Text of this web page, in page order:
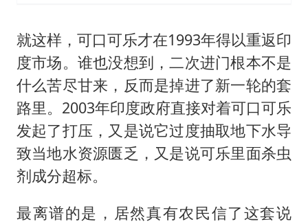
就这样，可口可乐才在1993年得以重返印
度市场。谁也没想到，二次进门根本不是
什么苦尽甘来，反而是掉进了新一轮的套
路里。2003年印度政府直接对着可口可乐
发起了打压，又是说它过度抽取地下水导
致当地水资源匮乏，又是说可乐里面杀虫
剂成分超标。
最离谱的是，居然真有农民信了这套说